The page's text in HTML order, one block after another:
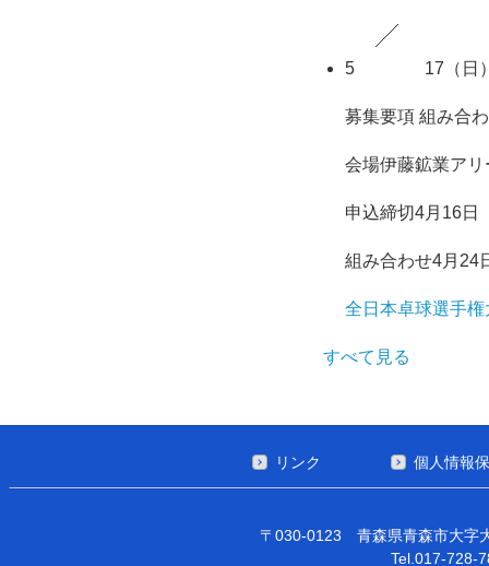
5 17 （日
募集要項 組み合
会場伊藤鉱業ア
申込締切4月16日
組み合わせ4月24
全日本卓球選手
すべて見る
リンク 個人情報
〒030-0123 青森県青森市大字
Tel.017-728-